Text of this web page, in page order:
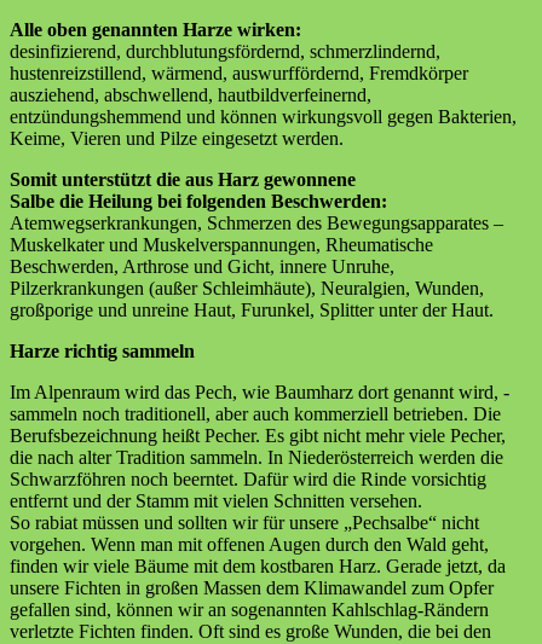
Alle oben genannten Harze wirken:
desinfizierend, durchblutungsfördernd, schmerzlindernd,
hustenreizstillend, wärmend, auswurffördernd, Fremdkörper
ausziehend, abschwellend, hautbildverfeinernd,
entzündungshemmend und können wirkungsvoll gegen Bakterien,
Keime, Vieren und Pilze eingesetzt werden.
Somit unterstützt die aus Harz gewonnene
Salbe die Heilung bei folgenden Beschwerden:
Atemwegserkrankungen, Schmerzen des Bewegungsapparates –
Muskelkater und Muskelverspannungen, Rheumatische
Beschwerden, Arthrose und Gicht, innere Unruhe,
Pilzerkrankungen (außer Schleimhäute), Neuralgien, Wunden,
großporige und unreine Haut, Furunkel, Splitter unter der Haut.
Harze richtig sammeln
Im Alpenraum wird das Pech, wie Baumharz dort genannt wird, -
sammeln noch traditionell, aber auch kommerziell betrieben. Die
Berufsbezeichnung heißt Pecher. Es gibt nicht mehr viele Pecher,
die nach alter Tradition sammeln. In Niederösterreich werden die
Schwarzföhren noch beerntet. Dafür wird die Rinde vorsichtig
entfernt und der Stamm mit vielen Schnitten versehen.
So rabiat müssen und sollten wir für unsere „Pechsalbe“ nicht
vorgehen. Wenn man mit offenen Augen durch den Wald geht,
finden wir viele Bäume mit dem kostbaren Harz. Gerade jetzt, da
unsere Fichten in großen Massen dem Klimawandel zum Opfer
gefallen sind, können wir an sogenannten Kahlschlag-Rändern
verletzte Fichten finden. Oft sind es große Wunden, die bei den